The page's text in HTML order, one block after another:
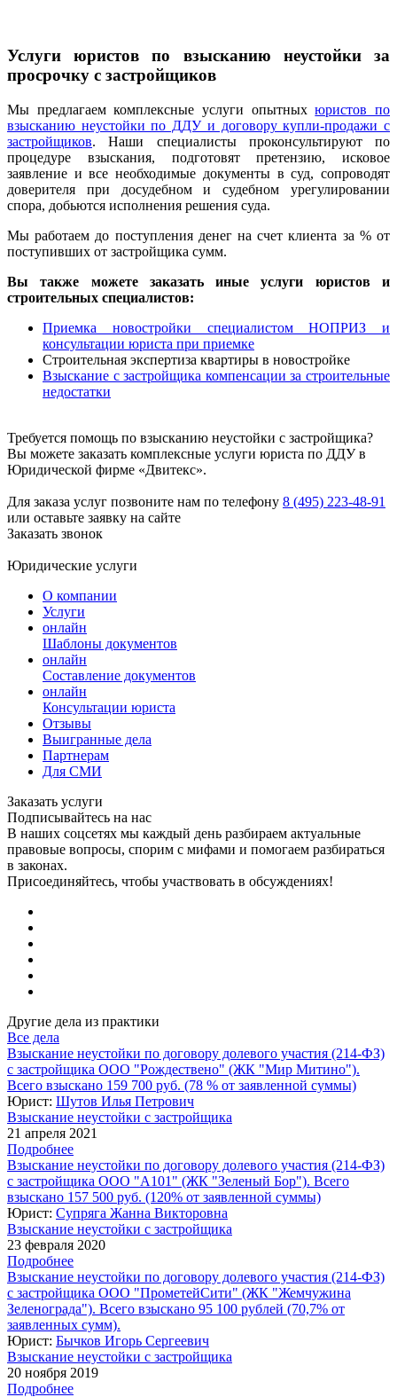
Услуги юристов по взысканию неустойки за
просрочку с застройщиков
Мы предлагаем комплексные услуги опытныхюристов по
взысканию неустойки по ДДУ и договору купли-продажи с
застройщиков. Наши специалисты проконсультируют по
процедуре взыскания, подготовят претензию, исковое
заявление и все необходимые документы в суд, сопроводят
доверителя при досудебном и судебном урегулировании
спора, добьются исполнения решения суда.
Мы работаем до поступления денег на счет клиента за % от
поступивших от застройщика сумм.
Вы также можете заказать иные услуги юристов и
строительных специалистов:
Приемка новостройки специалистом НОПРИЗ и
консультации юриста при приемке
Строительная экспертиза квартиры в новостройке
Взыскание с застройщика компенсации за строительные
недостатки
Требуется помощь по взысканию неустойки с застройщика?
Вы можете заказать комплексные услуги юриста по ДДУ в
Юридической фирме «Двитекс».
Для заказа услуг позвоните нам по телефону 8 (495) 223-48-91
или оставьте заявку на сайте
Заказать звонок
Юридические услуги
О компании
Услуги
онлайн
Шаблоны документов
онлайн
Составление документов
онлайн
Консультации юриста
Отзывы
Выигранные дела
Партнерам
Для СМИ
Заказать услуги
Подписывайтесь на нас
В наших соцсетях мы каждый день разбираем актуальные
правовые вопросы, спорим с мифами и помогаем разбираться
в законах.
Присоединяйтесь, чтобы участвовать в обсуждениях!
Другие дела из практики
Все дела
Взыскание неустойки по договору долевого участия (214-ФЗ)
с застройщика ООО "Рождествено" (ЖК "Мир Митино").
Всего взыскано 159 700 руб. (78 % от заявленной суммы)
Юрист: Шутов Илья Петрович
Взыскание неустойки с застройщика
21 апреля 2021
Подробнее
Взыскание неустойки по договору долевого участия (214-ФЗ)
с застройщика ООО "А101" (ЖК "Зеленый Бор"). Всего
взыскано 157 500 руб. (120% от заявленной суммы)
Юрист: Супряга Жанна Викторовна
Взыскание неустойки с застройщика
23 февраля 2020
Подробнее
Взыскание неустойки по договору долевого участия (214-ФЗ)
с застройщика ООО "ПрометейСити" (ЖК "Жемчужина
Зеленограда"). Всего взыскано 95 100 рублей (70,7% от
заявленных сумм).
Юрист: Бычков Игорь Сергеевич
Взыскание неустойки с застройщика
20 ноября 2019
Подробнее